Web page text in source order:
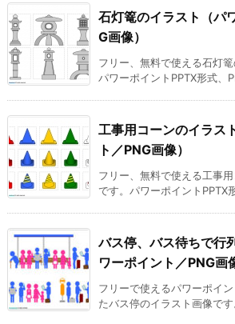
石灯篭のイラスト（パ
G画像）
フリー、無料で使える石灯篭
パワーポイントPPTX形式、
工事用コーンのイラス
ト／PNG画像）
フリー、無料で使える工事
です。パワーポイントPPTX
バス停、バス待ちで行
ワーポイント／PNG画
フリーで使えるパワーポイ
たバス停のイラスト画像で